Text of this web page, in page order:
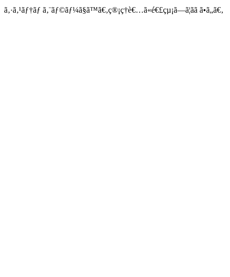
ã‚·ã‚¹ãƒ†ãƒ ã‚¨ãƒ©ãƒ¼ã§ã™ã€‚ç®¡ç†è€…ã«é€£çµ¡ã—ã¦ãã ã•ã„ã€‚